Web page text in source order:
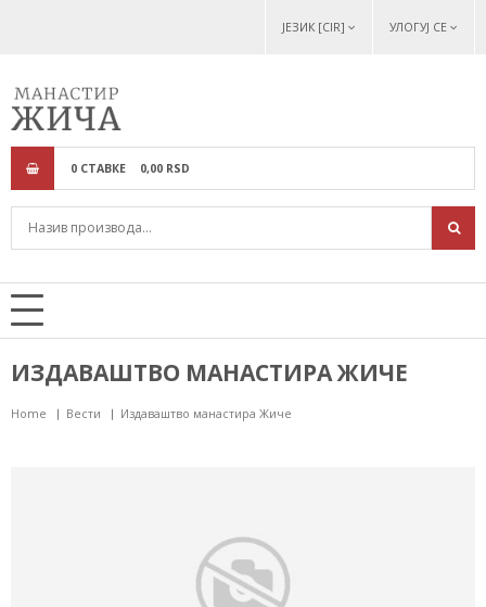
ЈЕЗИК [CIR] УЛОГУЈ СЕ
0 СТАВКЕ 0,00 RSD
ИЗДАВАШТВО МАНАСТИРА ЖИЧЕ
Home Вести Издаваштво манастира Жиче